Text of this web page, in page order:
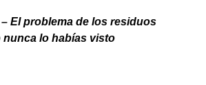
El problema de los residuos
lo habías visto